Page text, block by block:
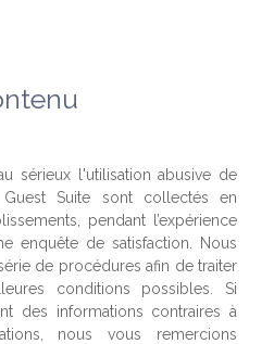
sérieux l'utilisation abusive de
Suite sont collectés en
pendant l’expérience
enquête de satisfaction. Nous
de procédures afin de traiter
conditions possibles. Si
des informations contraires à
nous vous remercions